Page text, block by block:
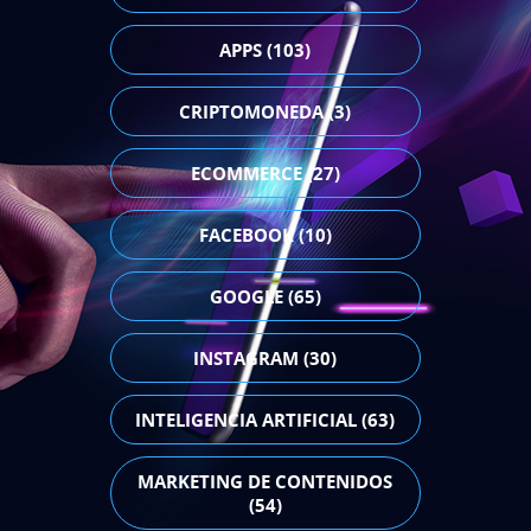
APPS (103)
CRIPTOMONEDA (3)
ECOMMERCE (27)
FACEBOOK (10)
GOOGLE (65)
INSTAGRAM (30)
INTELIGENCIA ARTIFICIAL (63)
MARKETING DE CONTENIDOS
(54)